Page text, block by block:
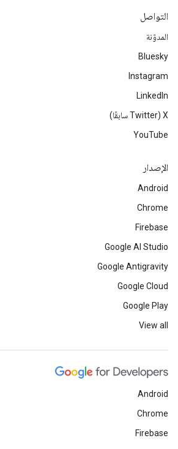
التواصل
المدوّنة
Bluesky
Instagram
LinkedIn
‫X ‏(Twitter سابقًا)
YouTube
الإصدار
Android
Chrome
Firebase
Google AI Studio
Google Antigravity
Google Cloud
Google Play
View all
Android
Chrome
Firebase